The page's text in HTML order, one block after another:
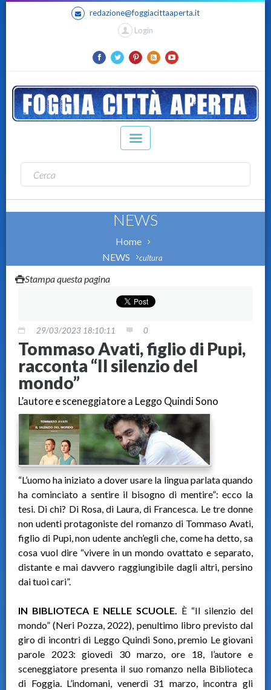
redazione@foggiacittaaperta.it
Login
NEWS
Home
NEWS
cultura
Stampa questa pagina
29/03/2023 18:10:11 0
Tommaso Avati, figlio di Pupi,
racconta “Il silenzio del
mondo”
L’autore e sceneggiatore a Leggo Quindi Sono
“L’uomo ha iniziato a dover usare la lingua parlata quando
ha cominciato a sentire il bisogno di mentire”: ecco la
tesi. Di chi? Di Rosa, di Laura, di Francesca. Le tre donne
non udenti protagoniste del romanzo di Tommaso Avati,
figlio di Pupi, non udente anch’egli che, come ha detto, sa
cosa vuol dire “vivere in un mondo ovattato e separato,
distante e mai davvero raggiungibile dagli altri, persino
dai tuoi cari”.
IN BIBLIOTECA E NELLE SCUOLE. È “Il silenzio del
mondo” (Neri Pozza, 2022), penultimo libro previsto dal
giro di incontri di Leggo Quindi Sono, premio Le giovani
parole 2023: giovedì 30 marzo, ore 18, l’autore e
sceneggiatore presenta il suo romanzo nella Biblioteca
di Foggia. L’indomani, venerdì 31 marzo, incontra gli